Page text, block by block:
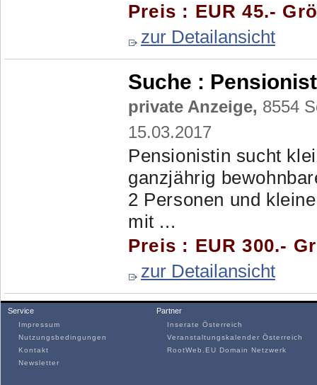
Preis : EUR 45.-
zur Detailansicht
Suche :
private Anzeige, 8554
15.03.2017
Pensionistin sucht
ganzjährig
2 Personen und
mit ...
Preis : EUR 300.-
zur Detailansicht
Service
Impressum
Nutzungsbedingungen
Kontakt
Newsletter
Partner
Inserate Österreich
Veranstaltungskalender Österreich
RootWeb.EU Domain Netzwerk